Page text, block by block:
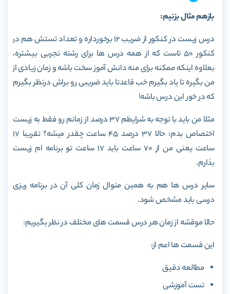
بازهم مثال بزنیم:
درس زیست در کنکور از ضریب 12 برخورداره و تعداد تستش هم در
کنکور 50 تاست که از همه درس ها برای رشته تجربی بیشتره،
بعلاوه اینکه ممکنه برای منه دانش آموز سخت باشه و زمان زیادی از
من بگیره تا یاد بگیرم خب قاعدتا باید ضریبی رو براش درنظر بگیرم
که در خور این درس باشه!
مثلا من باید با توجه به شرایطم 37 درصد از زمانم رو فقط به زیست
اختصاص بدم: حالا 37 درصد 45 ساعت چقدر میشه؟ تقریبا 17
ساعت یعنی من از 70 ساعت باید 17 ساعت تو برنامه ام زیست
بذارم.
سایر درس ها هم به همین منوال زمان کلی آن در برنامه ریزی
درسی باید مشخص شود.
حالا موقشه از زمان هر درس قسمت های مختلف در نظر بگیریم:
این قسمت ها اعم از:
مطالعه دقیق
تست آموزشی